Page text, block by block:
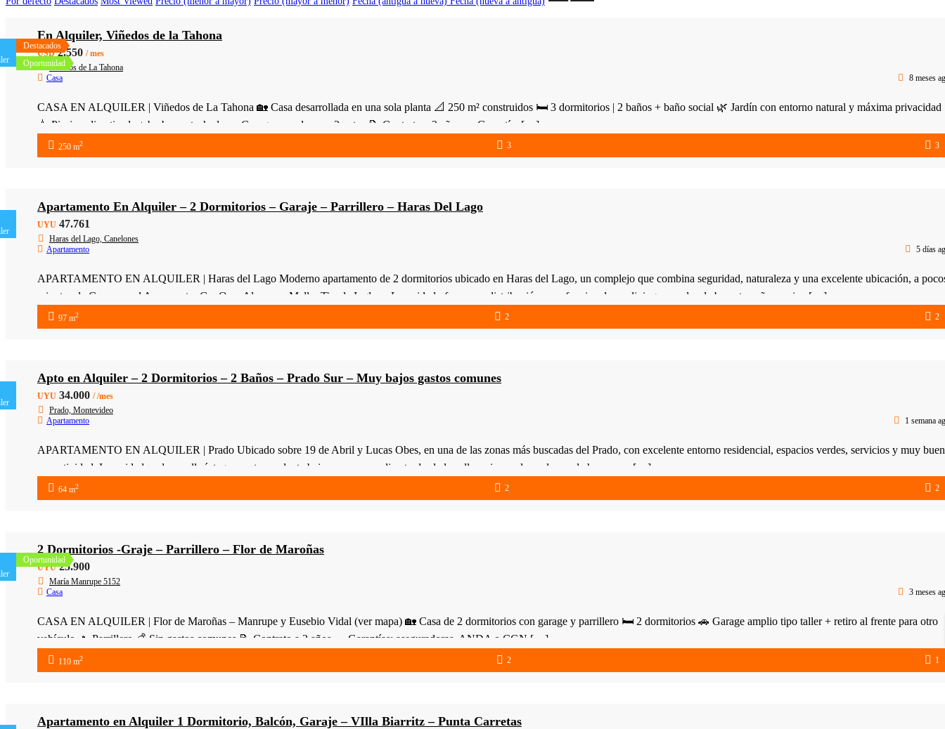
Destacados
Oportunidad
En Alquiler, Viñedos de la Tahona
USD2.550 / mes
Viñedos de La Tahona
Casa
8 meses
CASA EN ALQUILER | Viñedos de La Tahona 🏡 Casa desarrollada en una sola planta 📐 250 m² construidos 🛏 3 dormitorios | 2 baños + baño social 🌿 Jardín con entorno natural y máxima privacidad
💧 Piscina climatizada + barbacoa techada 🚗 Garage cerrado para 2 autos 📝 Contrato a 2 años — Garantía: […]
250 m2 3 3
Apartamento En Alquiler – 2 Dormitorios – Garaje – Parrillero – Haras Del Lago
UYU 47.761
Haras del Lago, Canelones
Apartamento
5 días
APARTAMENTO EN ALQUILER | Haras del Lago Moderno apartamento de 2 dormitorios ubicado en Haras del Lago, un complejo que combina seguridad, naturaleza y una excelente ubicación, a
minutos de Carrasco, el Aeropuerto, Car One, Almenara Mall y Tienda Inglesa. La unidad ofrece una distribución muy funcional, con living comedor de buen tamaño, cocina […]
97 m2 2 2
Apto en Alquiler – 2 Dormitorios – 2 Baños – Prado Sur – Muy bajos gastos comunes
UYU 34.000 / /mes
Prado, Montevideo
Apartamento
1 semana
APARTAMENTO EN ALQUILER | Prado Ubicado sobre 19 de Abril y Lucas Obes, en una de las zonas más buscadas del Prado, con excelente entorno residencial, espacios verdes, servicios y muy
conectividad. La unidad se desarrolla íntegramente en planta baja, con acceso directo desde la calle y sin escaleras, lo que la hace muy […]
64 m2 2 2
Oportunidad
2 Dormitorios -Graje – Parrillero – Flor de Maroñas
UYU25.900
María Manrupe 5152
Casa
3 meses
CASA EN ALQUILER | Flor de Maroñas – Manrupe y Eusebio Vidal (ver mapa) 🏡 Casa de 2 dormitorios con garage y parrillero 🛏 2 dormitorios 🚗 Garage amplio tipo taller + retiro al frente para otro
vehículo 🔥 Parrillero 💰 Sin gastos comunes 📝 Contrato a 2 años — Garantías: aseguradoras, ANDA o CGN […]
110 m2 2 1
Apartamento en Alquiler 1 Dormitorio, Balcón, Garaje – VIlla Biarritz – Punta Carretas